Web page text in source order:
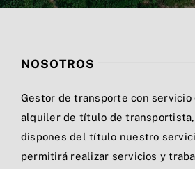
NOSOTROS
Gestor de transporte con servicio
alquiler de título de
dispones del título nuestro
permitirá realizar servicios y